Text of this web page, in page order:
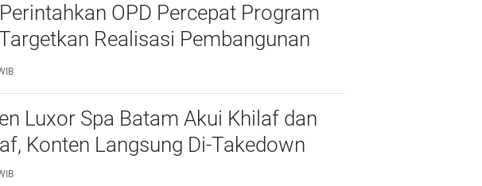
OPD Percepat Program
Realisasi Pembangunan
Persen
Luxor Spa Batam Akui Khilaf dan
Konten Langsung Di-Takedown